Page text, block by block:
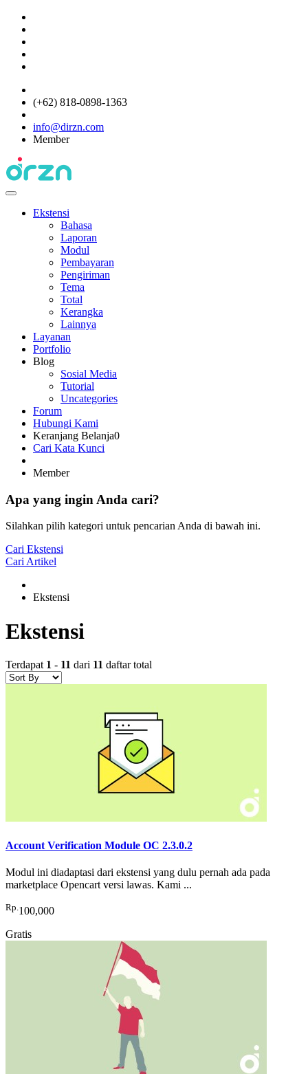
(+62) 818-0898-1363
info@dirzn.com
Member
Ekstensi
Bahasa
Laporan
Modul
Pembayaran
Pengiriman
Tema
Total
Kerangka
Lainnya
Layanan
Portfolio
Blog
Sosial Media
Tutorial
Uncategories
Forum
Hubungi Kami
Keranjang Belanja0
Cari Kata Kunci
Member
Apa yang ingin Anda cari?
Silahkan pilih kategori untuk pencarian Anda di bawah ini.
Cari Ekstensi
Cari Artikel
Ekstensi
Ekstensi
Terdapat 1 - 11 dari 11 daftar total
Account Verification Module OC 2.3.0.2
Modul ini diadaptasi dari ekstensi yang dulu pernah ada pada
marketplace Opencart versi lawas. Kami ...
Rp. 100,000
Gratis